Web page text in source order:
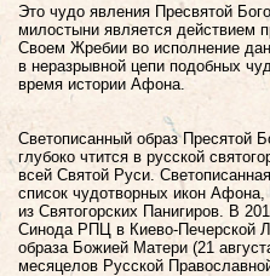
Это чудо явления Пресвятой
милостыни является
Своем Жребии во исполнение
в неразрывной цепи подобных
время истории Афона.
Светописанный образ Пресятой
глубоко чтится в русской
всей Святой Руси.
список чудотворных икон
из Святогорских Панигиров. В
Синода РПЦ в Киево-Печерской
образа Божией Матери (21
месяцелов Русской